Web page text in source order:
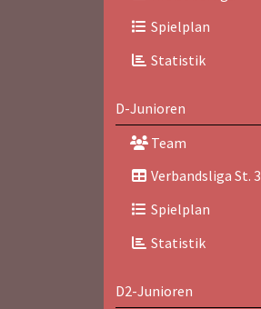
Spielplan
Statistik
D-Junioren
Team
Verbandsliga St. 3
Spielplan
Statistik
D2-Junioren